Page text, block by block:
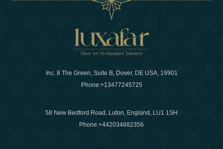
Inc. 8 The Green, Suite B, Dover, DE USA, 19901
Phone:+13477245725
58 New Bedford Road, Luton, England, LU1 1SH
Phone:+442034682356